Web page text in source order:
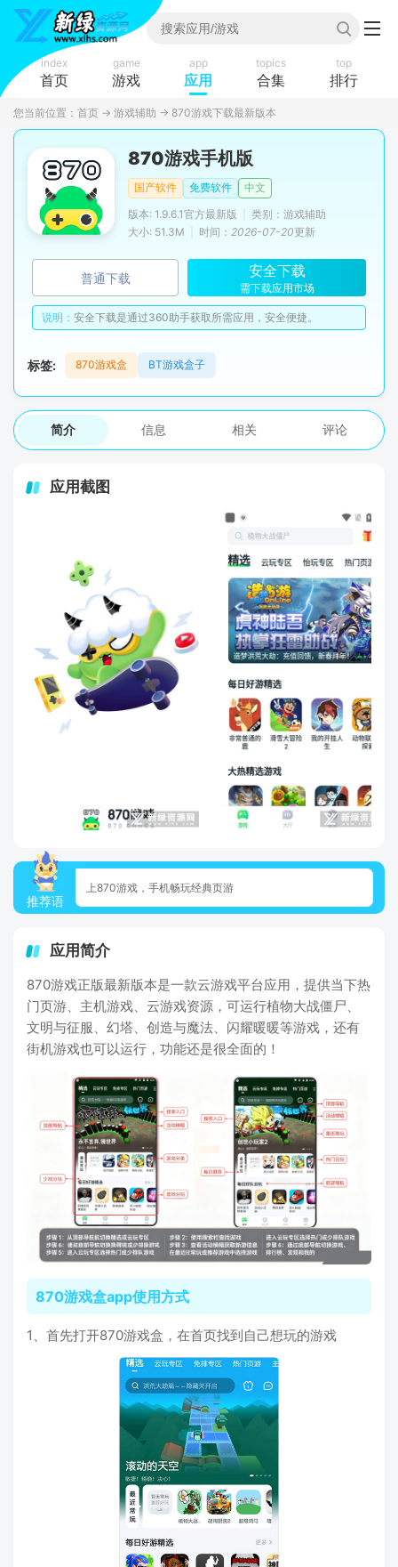
index
首页
game
游戏
app
应用
topics
合集
top
排行
您当前位置： 首页 → 游戏辅助 → 870游戏下载最新版本
870游戏手机版
国产软件 免费软件
中文
版本: 1.9.6.1官方最新版
类别：游戏辅助
大小: 51.3M
时间： 2026-07-20更新
普通下载 安全下载
需下载应用市场
说明： 安全下载是通过360助手获取所需应用，安全便捷。
标签: 870游戏盒 BT游戏盒子
简介 信息 相关 评论
应用截图
推荐语
上870游戏，手机畅玩经典页游
应用简介
870游戏正版最新版本是一款云游戏平台应用，提供当下热
门页游、主机游戏、云游戏资源，可运行植物大战僵尸、
文明与征服、幻塔、创造与魔法、闪耀暖暖等游戏，还有
街机游戏也可以运行，功能还是很全面的！
870游戏盒app使用方式
1、首先打开870游戏盒，在首页找到自己想玩的游戏